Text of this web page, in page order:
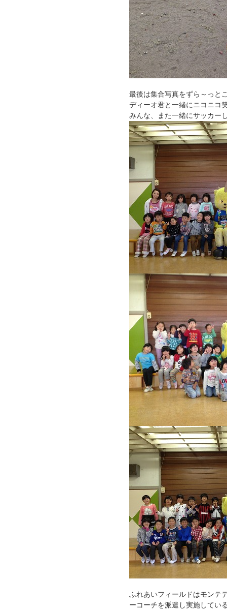
最後は集合写真をずら～っと
ディーオ君と一緒にニコニコ
みんな、また一緒にサッカー
ふれあいフィールドはモンテ
ーコーチを派遣し実施してい